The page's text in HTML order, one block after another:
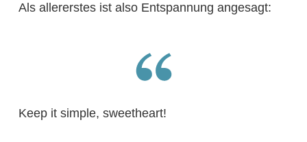
Als allererstes ist also Entspannung angesagt:
Keep it simple, sweetheart!